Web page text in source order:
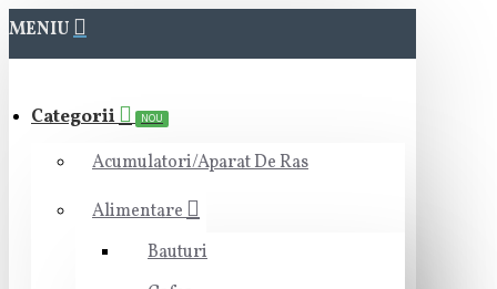
MENIU
Categorii NOU
Acumulatori/Aparat De Ras
Alimentare
Bauturi